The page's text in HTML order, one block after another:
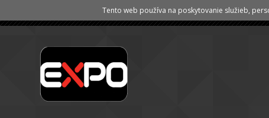
Tento web používa na poskytovanie služieb,